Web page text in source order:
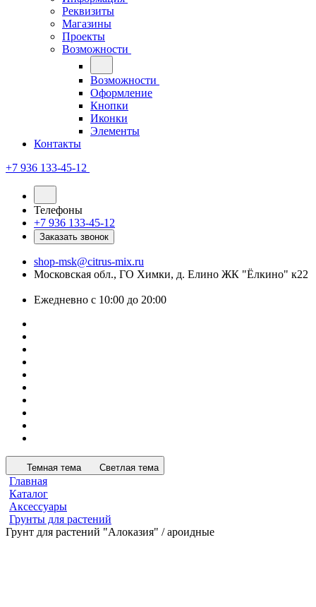
Реквизиты
Магазины
Проекты
Возможности
Возможности
Оформление
Кнопки
Иконки
Элементы
Контакты
+7 936 133-45-12
Телефоны
+7 936 133-45-12
Заказать звонок
shop-msk@citrus-mix.ru
Московская обл., ГО Химки, д. Елино ЖК "Ёлкино" к22
Ежедневно с 10:00 до 20:00
Темная тема Светлая тема
Главная
Каталог
Аксессуары
Грунты для растений
Грунт для растений "Алоказия" / ароидные